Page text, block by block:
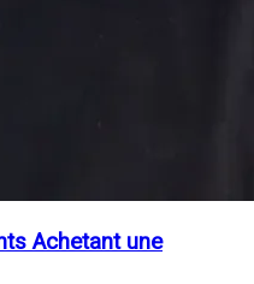
Achetant une